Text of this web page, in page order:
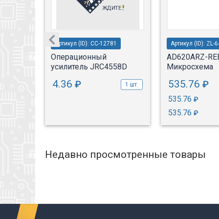
Артикул (ID): CC-12781
Операционный
усилитель JRC4558D
4.36 ₽ 1 шт.
Артикул (ID): ZL-
AD620ARZ-
Микросхема
535.76 ₽
535.76 ₽
535.76 ₽
Недавно просмотренные товары